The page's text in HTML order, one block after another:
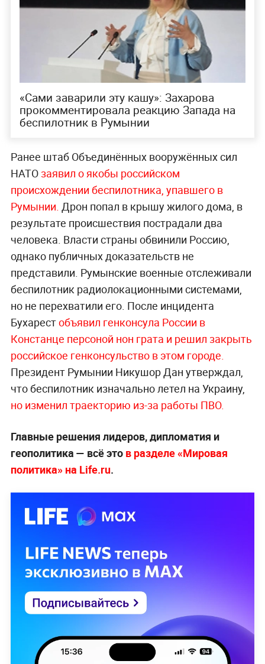
«Сами заварили эту кашу»: Захарова
прокомментировала реакцию Запада на
беспилотник в Румынии
Ранее штаб Объединённых вооружённых сил
НАТОзаявил о якобы российском
происхождении беспилотника, упавшего в
Румынии. Дрон попал в крышу жилого дома, в
результате происшествия пострадали два
человека. Власти страны обвинили Россию,
однако публичных доказательств не
представили. Румынские военные отслеживали
беспилотник радиолокационными системами,
но не перехватили его. После инцидента
Бухарестобъявил генконсула России в
Констанце персоной нон грата и решил закрыть
российское генконсульство в этом городе.
Президент Румынии Никушор Дан утверждал,
что беспилотник изначально летел на Украину,
но изменил траекторию из-за работы ПВО.
Главные решения лидеров, дипломатия и
геополитика — всё это в разделе «Мировая
политика» на Life.ru.